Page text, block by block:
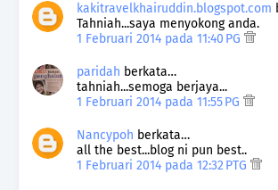
kakitravelkhairuddin.blogspot.com
Tahniah...saya menyokong anda.
1 Februari 2014 pada 11:40 PG
paridah berkata…
tahniah...semoga berjaya...
1 Februari 2014 pada 11:55 PG
Nancypoh berkata…
all the best...blog ni pun best..
1 Februari 2014 pada 12:32 PTG